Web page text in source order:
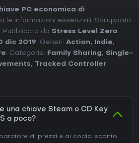
PC economica di
le informazioni essenziali. Sviluppato
. Pubblicato da Stress Level Zero.
dic 2019. Generi: Action, Indie,
. Categorie: Family Sharing, Single-
, Tracked Controller
una chiave Steam o CD Key
a poco?
di prezzi e ai codici sconto